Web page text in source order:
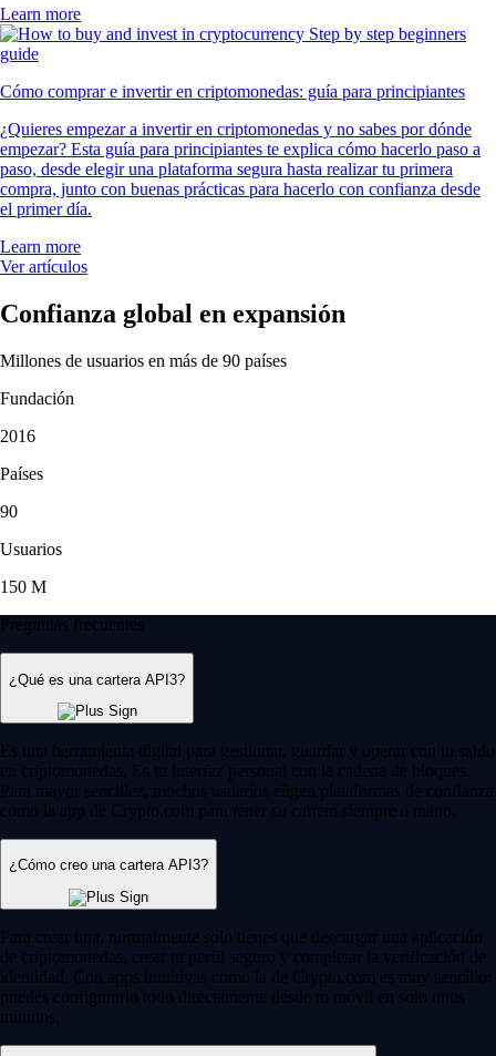
Learn more
Cómo comprar e invertir en criptomonedas: guía para principiantes
¿Quieres empezar a invertir en criptomonedas y no sabes por dónde
empezar? Esta guía para principiantes te explica cómo hacerlo paso a
paso, desde elegir una plataforma segura hasta realizar tu primera
compra, junto con buenas prácticas para hacerlo con confianza desde
el primer día.
Learn more
Ver artículos
Confianza global en expansión
Millones de usuarios en más de 90 países
Fundación
2016
Países
90
Usuarios
150 M
Preguntas frecuentes
¿Qué es una cartera API3?
Es una herramienta digital para gestionar, guardar y operar con tu saldo
en criptomonedas. Es tu interfaz personal con la cadena de bloques.
Para mayor sencillez, muchos usuarios eligen plataformas de confianza
como la app de Crypto.com para tener su cartera siempre a mano.
¿Cómo creo una cartera API3?
Para crear una, normalmente solo tienes que descargar una aplicación
de criptomonedas, crear tu perfil seguro y completar la verificación de
identidad. Con apps intuitivas como la de Crypto.com es muy sencillo:
puedes configurarlo todo directamente desde tu móvil en solo unos
minutos.